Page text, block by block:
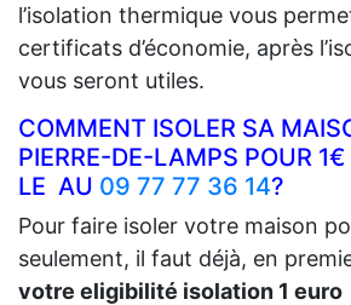
l’isolation thermique vous
certificats d’économie, après
vous seront utiles.
COMMENT ISOLER SA
PIERRE-DE-LAMPS POUR
LE AU 09 77 77 36 14?
Pour faire isoler votre maison
seulement, il faut déjà, en
votre eligibilité isolation 1 euro